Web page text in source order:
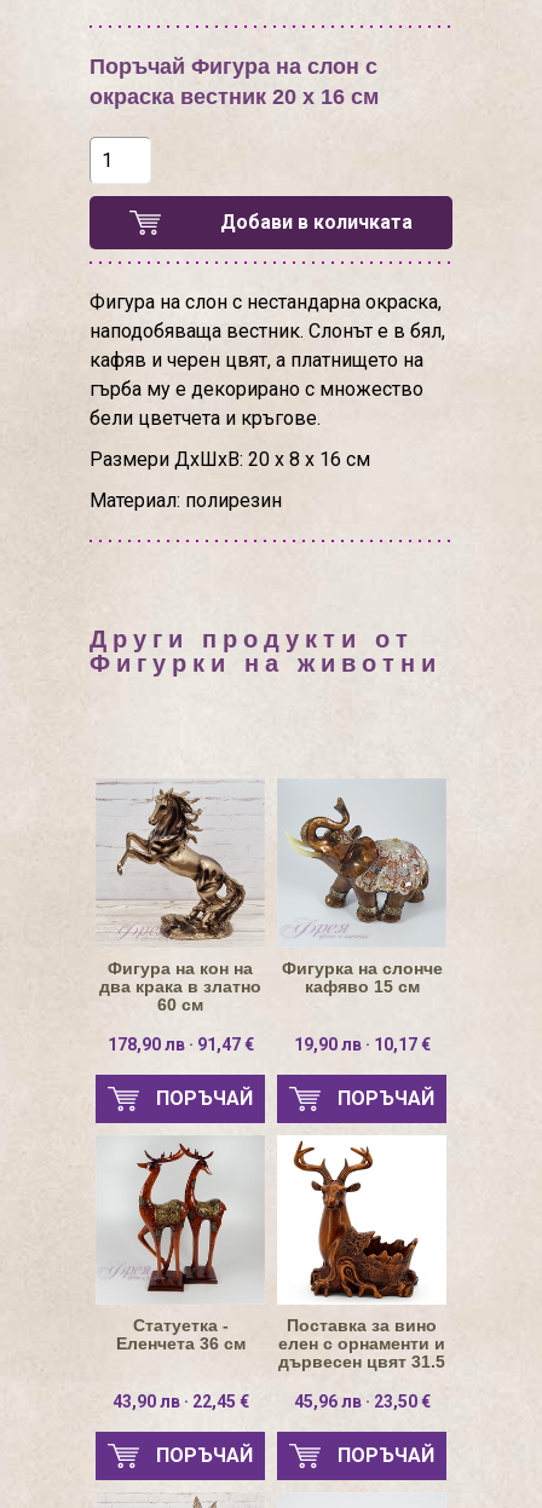
Поръчай Фигура на слон с
окраска вестник 20 х 16 см
Добави в количката
Фигура на слон с нестандарна окраска,
наподобяваща вестник. Слонът е в бял,
кафяв и черен цвят, а платнището на
гърба му е декорирано с множество
бели цветчета и кръгове.
Размери ДхШхВ: 20 х 8 х 16 см
Материал: полирезин
Други продукти от
Фигурки на животни
Фигура на кон на
два крака в златно
60 см
178,90 лв · 91,47 €
ПОРЪЧАЙ
Фигурка на слонче
кафяво 15 см
19,90 лв · 10,17 €
ПОРЪЧАЙ
Статуетка -
Еленчета 36 см
43,90 лв · 22,45 €
ПОРЪЧАЙ
Поставка за вино
елен с орнаменти и
дървесен цвят 31.5
45,96 лв · 23,50 €
ПОРЪЧАЙ